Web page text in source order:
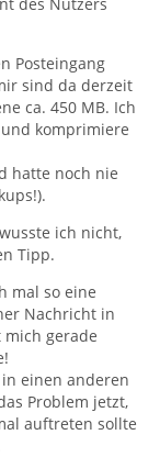
Posteingang
sind da derzeit
ca. 450 MB. Ich
komprimiere
hatte noch nie
ich nicht,
Tipp.
mal so eine
Nachricht in
gerade
einen anderen
Problem jetzt,
auftreten sollte